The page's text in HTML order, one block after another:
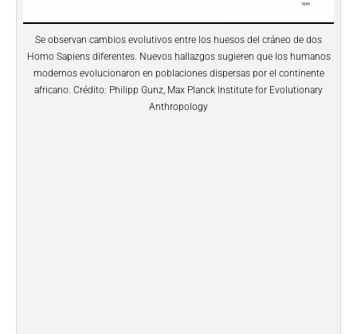
Se observan cambios evolutivos entre los huesos del cráneo de dos
Homo Sapiens diferentes. Nuevos hallazgos sugieren que los humanos
modernos evolucionaron en poblaciones dispersas por el continente
africano. Crédito: Philipp Gunz, Max Planck Institute for Evolutionary
Anthropology